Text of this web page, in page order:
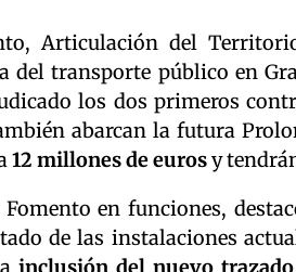
Articulación del
transporte público en
los dos primeros
abarcan la futura
12 millones de eurosy
en funciones,
de las instalaciones